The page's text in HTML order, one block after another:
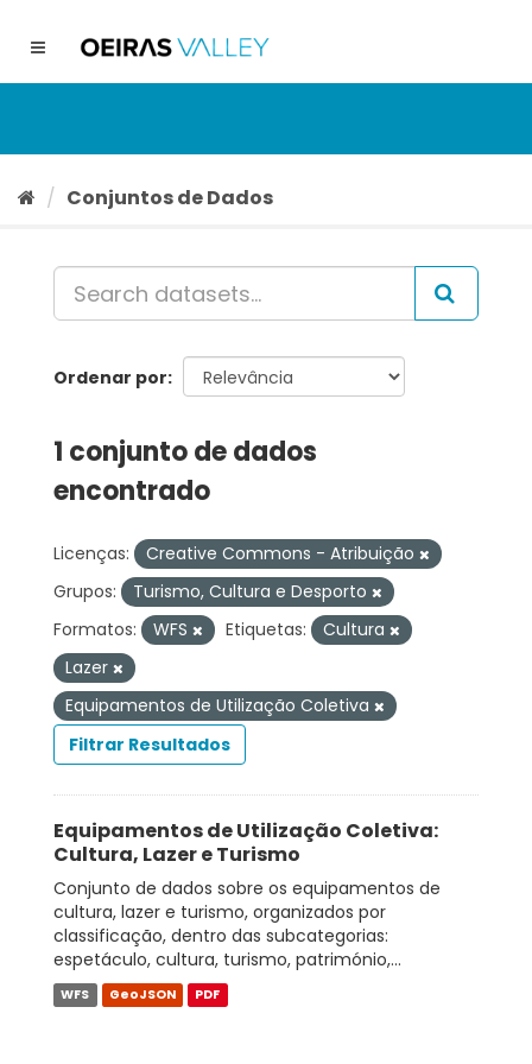
conteúdo
Toggle
Conjuntos de Dados
Ordenar por
1 conjunto de dados
encontrado
Licenças:
Creative Commons - Atribuição
Grupos:
Turismo, Cultura e Desporto
Formatos:
WFS Etiquetas:
Cultura
Lazer
Equipamentos de Utilização Coletiva
Filtrar Resultados
Equipamentos de Utilização Coletiva:
Cultura, Lazer e Turismo
Conjunto de dados sobre os equipamentos de
cultura, lazer e turismo, organizados por
classificação, dentro das subcategorias:
espetáculo, cultura, turismo, património,...
WFS GeoJSON PDF